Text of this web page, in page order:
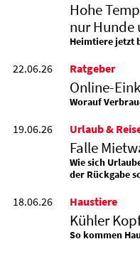
Hohe
nur Hunde
Heimtiere jetzt
22.06.26 Ratgeber
Online-
Worauf
19.06.26 Urlaub &
Falle
Wie sich
der Rückgabe
18.06.26 Haustiere
Kühler
So kommen